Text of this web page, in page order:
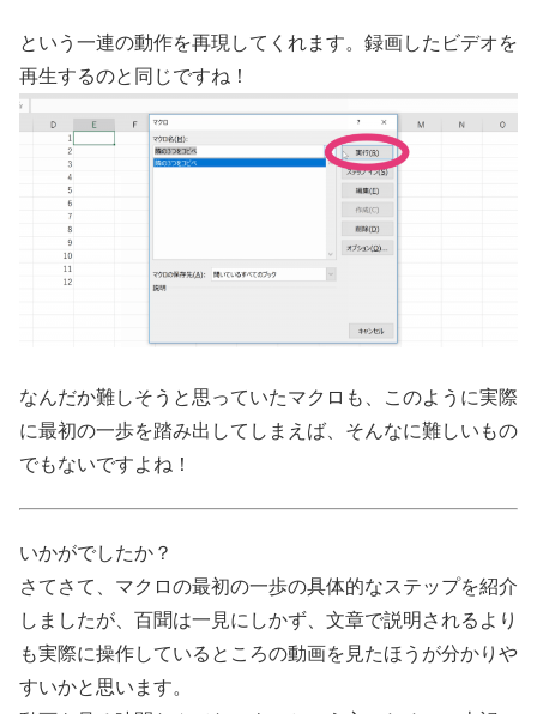
という一連の動作を再現してくれます。録画したビデオを
再生するのと同じですね！
なんだか難しそうと思っていたマクロも、このように実際
に最初の一歩を踏み出してしまえば、そんなに難しいもの
でもないですよね！
いかがでしたか？
さてさて、マクロの最初の一歩の具体的なステップを紹介
しましたが、百聞は一見にしかず、文章で説明されるより
も実際に操作しているところの動画を見たほうが分かりや
すいかと思います。